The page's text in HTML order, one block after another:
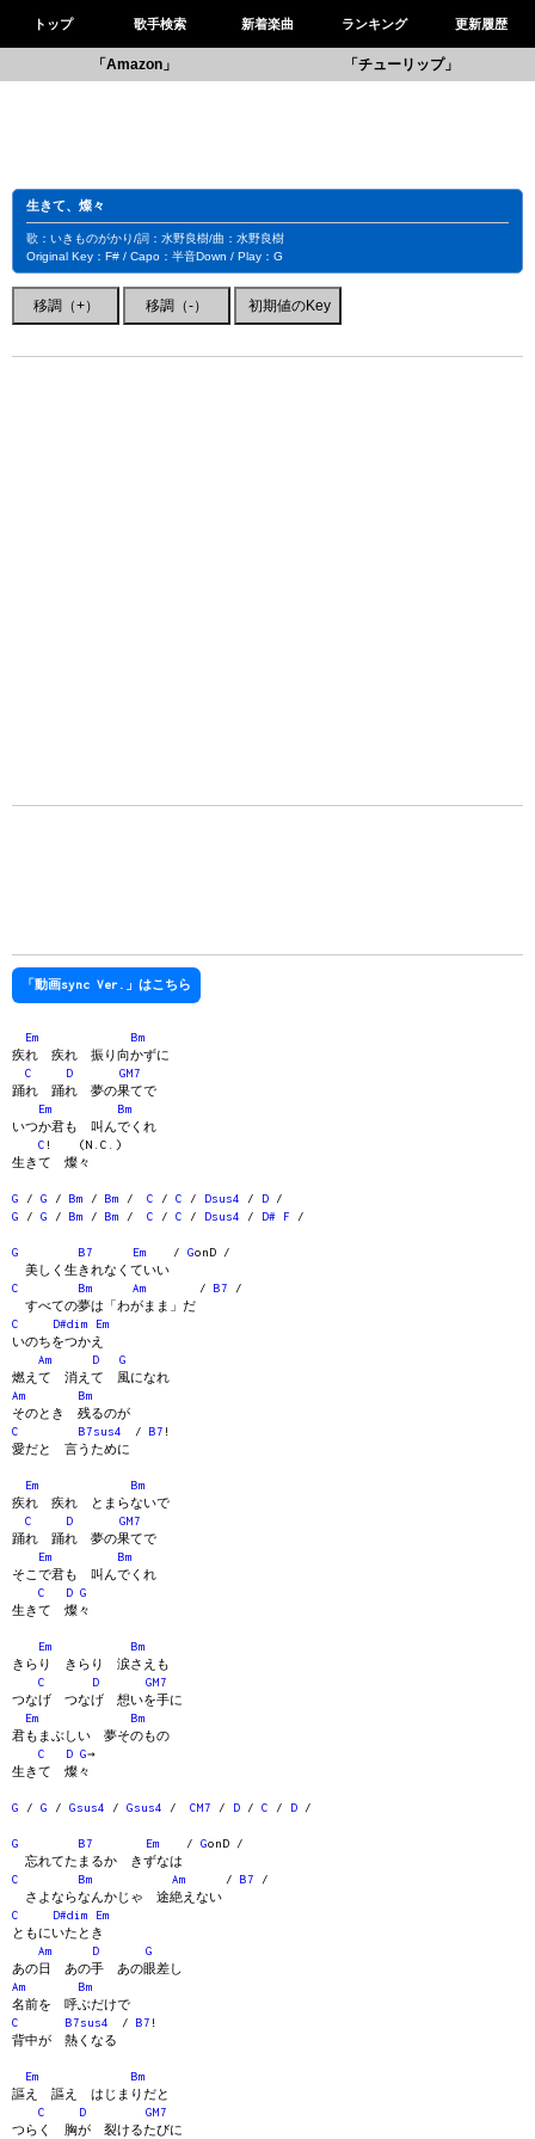
トップ 歌手検索 新着楽曲 ランキング 更新履歴
「Amazon」 「チューリップ」
生きて、燦々
歌：いきものがかり/詞：水野良樹/曲：水野良樹
Original Key：F# / Capo：半音Down / Play：G
「動画sync Ver.」はこちら
Em
Bm
疾れ 疾れ 振り向かずに
C
D
GM7
踊れ 踊れ 夢の果てで
Em
Bm
いつか君も 叫んでくれ
C ! (N.C.)
生きて 燦々
G / G / Bm / Bm / C / C / Dsus4 / D /
G / G / Bm / Bm / C / C / Dsus4 / D# F /
G B7 Em / GonD /
美しく生きれなくていい
C
Bm Am / B7 /
すべての夢は「わがまま」だ
C
D#dim
Em
いのちをつかえ
Am
D
G
燃えて 消えて 風になれ
Am
Bm
そのとき 残るのが
C
B7sus4 / B7 !
愛だと 言うために
Em
Bm
疾れ 疾れ とまらないで
C
D
GM7
踊れ 踊れ 夢の果てで
Em
Bm
そこで君も 叫んでくれ
C
D G
生きて 燦々
Em
Bm
きらり きらり 涙さえも
C
D
GM7
つなげ つなげ 想いを手に
Em
Bm
君もまぶしい 夢そのもの
C
D G→
生きて 燦々
G / G / Gsus4 / Gsus4 / CM7 / D / C / D /
G B7 Em / GonD /
忘れてたまるか きずなは
C
Bm Am / B7 /
さよならなんかじゃ 途絶えない
C
D#dim
Em
ともにいたとき
Am
D
G
あの日 あの手 あの眼差し
Am
Bm
名前を 呼ぶだけで
C
B7sus4 / B7 !
背中が 熱くなる
Em
Bm
謳え 謳え はじまりだと
C
D
GM7
つらく 胸が 裂けるたびに